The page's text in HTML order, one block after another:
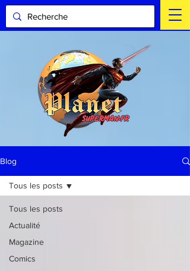
Blog
Tous les posts
Actualité
Magazine
Comics
Tous les posts